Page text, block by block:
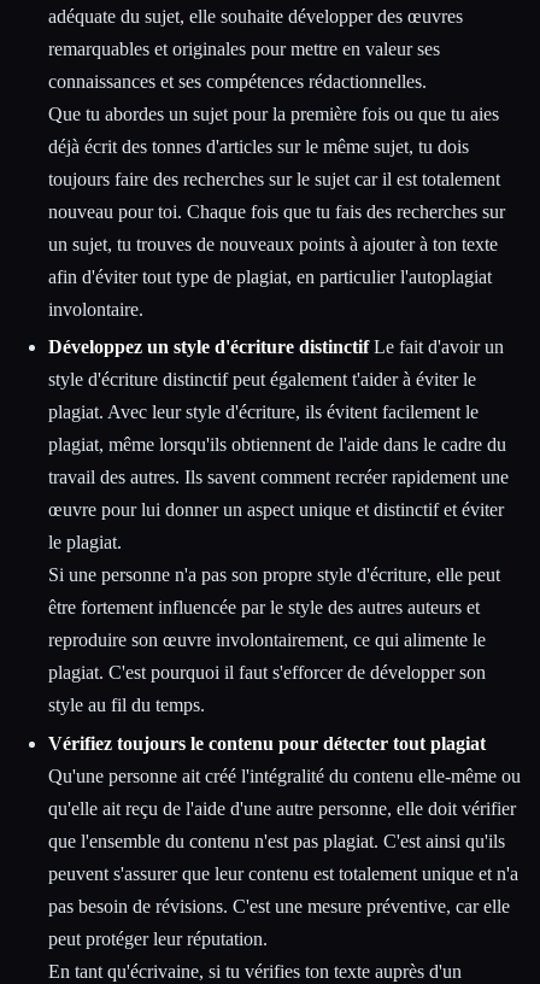
adéquate du sujet, elle souhaite développer des œuvres
remarquables et originales pour mettre en valeur ses
connaissances et ses compétences rédactionnelles.
Que tu abordes un sujet pour la première fois ou que tu aies
déjà écrit des tonnes d'articles sur le même sujet, tu dois
toujours faire des recherches sur le sujet car il est totalement
nouveau pour toi. Chaque fois que tu fais des recherches sur
un sujet, tu trouves de nouveaux points à ajouter à ton texte
afin d'éviter tout type de plagiat, en particulier l'autoplagiat
involontaire.
Développez un style d'écriture distinctifLe fait d'avoir un
style d'écriture distinctif peut également t'aider à éviter le
plagiat. Avec leur style d'écriture, ils évitent facilement le
plagiat, même lorsqu'ils obtiennent de l'aide dans le cadre du
travail des autres. Ils savent comment recréer rapidement une
œuvre pour lui donner un aspect unique et distinctif et éviter
le plagiat.
Si une personne n'a pas son propre style d'écriture, elle peut
être fortement influencée par le style des autres auteurs et
reproduire son œuvre involontairement, ce qui alimente le
plagiat. C'est pourquoi il faut s'efforcer de développer son
style au fil du temps.
Vérifiez toujours le contenu pour détecter tout plagiat
Qu'une personne ait créé l'intégralité du contenu elle-même ou
qu'elle ait reçu de l'aide d'une autre personne, elle doit vérifier
que l'ensemble du contenu n'est pas plagiat. C'est ainsi qu'ils
peuvent s'assurer que leur contenu est totalement unique et n'a
pas besoin de révisions. C'est une mesure préventive, car elle
peut protéger leur réputation.
En tant qu'écrivaine, si tu vérifies ton texte auprès d'un